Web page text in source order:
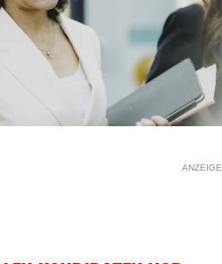
ANZEIGE